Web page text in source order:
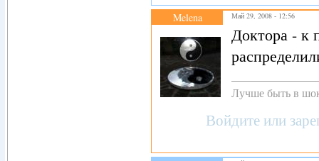
Melena Май 29, 2008 - 12:56
Доктора - к
Лучше быть в
Войдите или